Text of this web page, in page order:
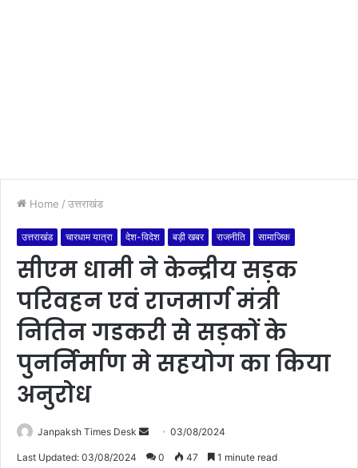
Home / उत्तराखंड
उत्तराखंड चारधाम यात्रा देश-विदेश बड़ी खबर राजनीति सामाजिक
सीएम धामी ने केन्द्रीय सड़क
परिवहन एवं राजमार्ग मंत्री
नितिन गडकरी से सड़कों के
पुनर्निर्माण मे सहयोग का किया
अनुरोध
Janpaksh Times Desk
e
03/08/2024
Last Updated: 03/08/2024 0 47 1 minute read